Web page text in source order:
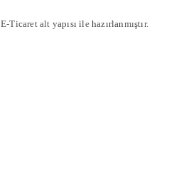
E-Ticaret alt yapısı ile hazırlanmıştır.